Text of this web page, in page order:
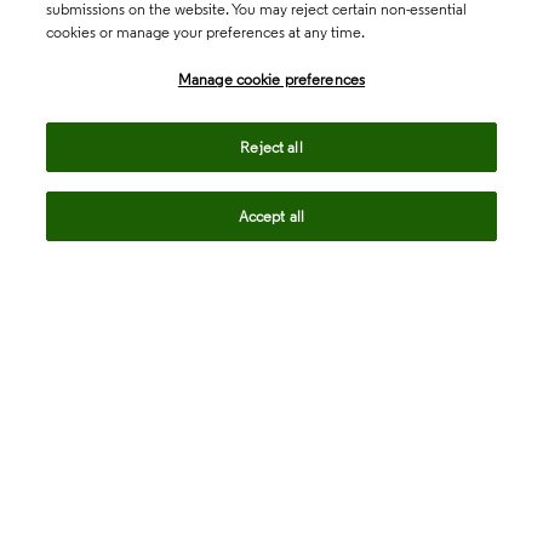
submissions on the website. You may reject certain non-essential
cookies or manage your preferences at any time.
Manage cookie preferences
Reject all
Accept all